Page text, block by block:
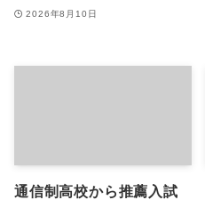
2026年8月10日
通信制高校から推薦入試